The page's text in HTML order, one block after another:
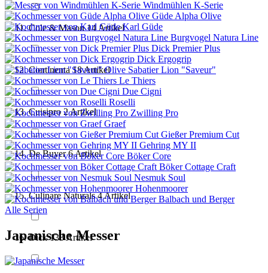
Cole & Mason 14Artikel
Continenta 18Artikel
Cuisipro 2Artikel
De Buyer 6Artikel
Culinare Naturals 4Artikel
Dick 133Artikel
Windmühlen K-Serie
Güde Alpha Olive
Karl Güde
Burgvogel Natura Line
Dick Premier Plus
Dick Ergogrip
Sabatier Lion "Saveur"
Le Thiers
Due Cigni
Roselli
Zwilling Pro
Graef
Gießer Premium Cut
Gehring MY II
Böker Core
Böker Cottage Craft
Nesmuk Soul
Hohenmoorer
Balbach und Berger
Alle Serien
Japanische Messer